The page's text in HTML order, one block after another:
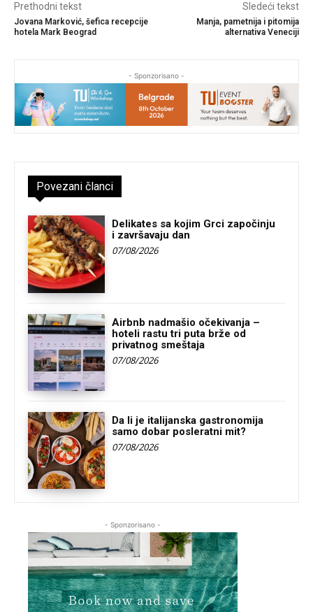
Prethodni tekst
Jovana Marković, šefica recepcije
hotela Mark Beograd
Sledeći tekst
Manja, pametnija i pitomija
alternativa Veneciji
- Sponzorisano -
Povezani članci
Delikates sa kojim Grci započinju
i završavaju dan
07/08/2026
Airbnb nadmašio očekivanja –
hoteli rastu tri puta brže od
privatnog smeštaja
07/08/2026
Da li je italijanska gastronomija
samo dobar posleratni mit?
07/08/2026
- Sponzorisano -